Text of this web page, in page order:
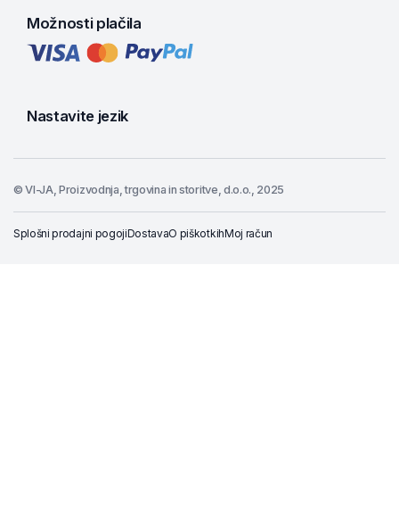
Možnosti plačila
Nastavite jezik
© VI-JA, Proizvodnja, trgovina in storitve, d.o.o., 2025
Splošni prodajni pogojiDostavaO piškotkihMoj račun